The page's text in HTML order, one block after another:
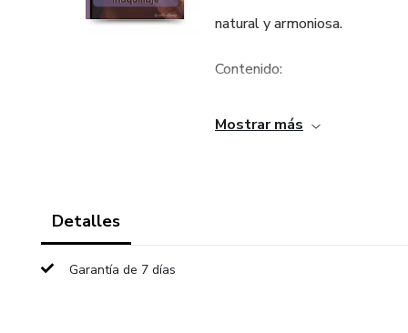
natural y armoniosa.
Contenido:
✔️Teoría del color: Cómo
con el color Armonía de
Mostrar más
Detalles
Garantía de 7 días